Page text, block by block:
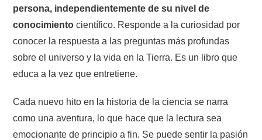
persona, independientemente de su nivel de
conocimiento científico. Responde a la curiosidad por
conocer la respuesta a las preguntas más profundas
sobre el universo y la vida en la Tierra. Es un libro que
educa a la vez que entretiene.
Cada nuevo hito en la historia de la ciencia se narra
como una aventura, lo que hace que la lectura sea
emocionante de principio a fin. Se puede sentir la pasión